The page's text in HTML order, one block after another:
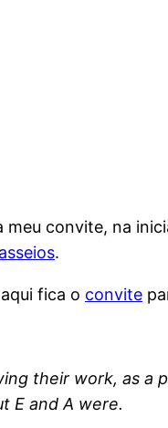
meu convite, na
.
fica o convite
their work, as a
E and A were.